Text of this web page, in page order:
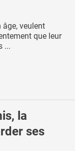
âge, veulent
que leur
...
la
ses